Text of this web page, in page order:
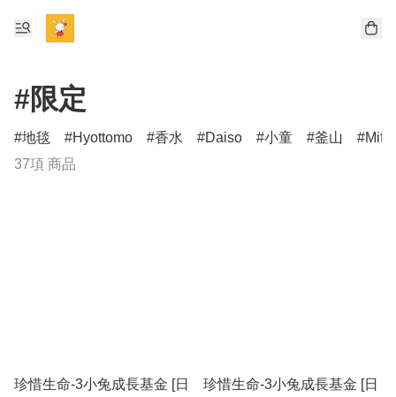
#限定
地毯 Hyottomo 香水 Daiso 小童 釜山
37項 商品
珍惜生命-3小兔成長基金 [日
珍惜生命-3小兔成長基金 [日